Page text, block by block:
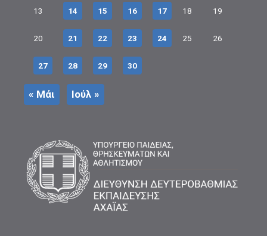
13 14 15 16 17 18 19
20 21 22 23 24 25 26
27 28 29 30
« Μάι Ιούλ »